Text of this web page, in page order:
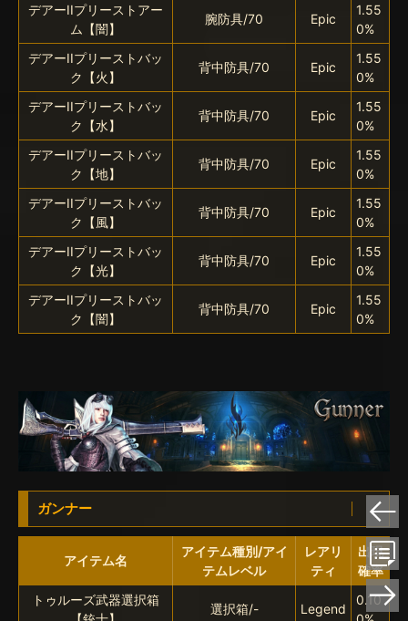
デアーIIプリーストアー
ム【闇】
腕防具/70 Epic
1.55
0%
デアーIIプリーストバッ
ク【火】
背中防具/70 Epic
1.55
0%
デアーIIプリーストバッ
ク【水】
背中防具/70 Epic
1.55
0%
デアーIIプリーストバッ
ク【地】
背中防具/70 Epic
1.55
0%
デアーIIプリーストバッ
ク【風】
背中防具/70 Epic
1.55
0%
デアーIIプリーストバッ
ク【光】
背中防具/70 Epic
1.55
0%
デアーIIプリーストバッ
ク【闇】
背中防具/70 Epic
1.55
0%
ガンナー
アイテム名
アイテム種別/アイ
テムレベル
レアリ
ティ
出現
確率
トゥルーズ武器選択箱
選択箱/- Legend
0.10